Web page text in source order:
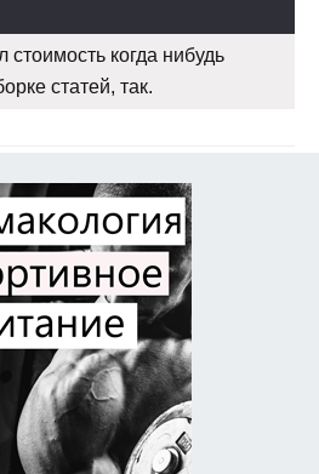
когда нибудь
статей, так.